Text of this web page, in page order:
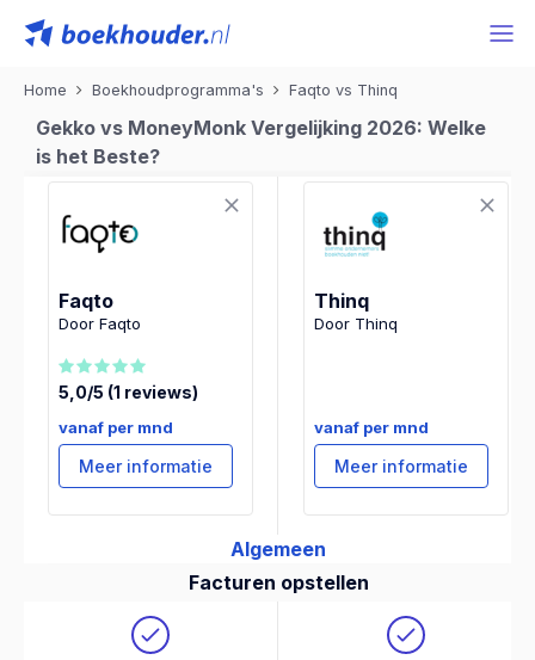
Home Boekhoudprogramma's Faqto vs Thinq
Gekko vs MoneyMonk Vergelijking 2026: Welke
is het Beste?
Faqto
Door Faqto
5,0/5 (1 reviews)
vanaf per mnd
Meer informatie
Thinq
Door Thinq
vanaf per mnd
Meer informatie
Algemeen
Facturen opstellen